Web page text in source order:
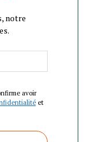
notre
avoir
et